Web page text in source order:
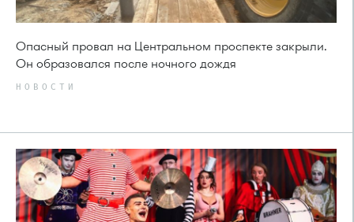
Опасный провал на Центральном проспекте закрыли.
Он образовался после ночного дождя
НОВОСТИ